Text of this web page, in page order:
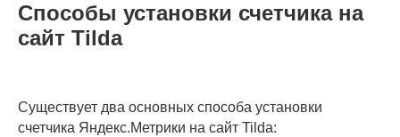
Способы установки счетчика на
сайт Tilda
Существует два основных способа установки
счетчика Яндекс.Метрики на сайт Tilda: